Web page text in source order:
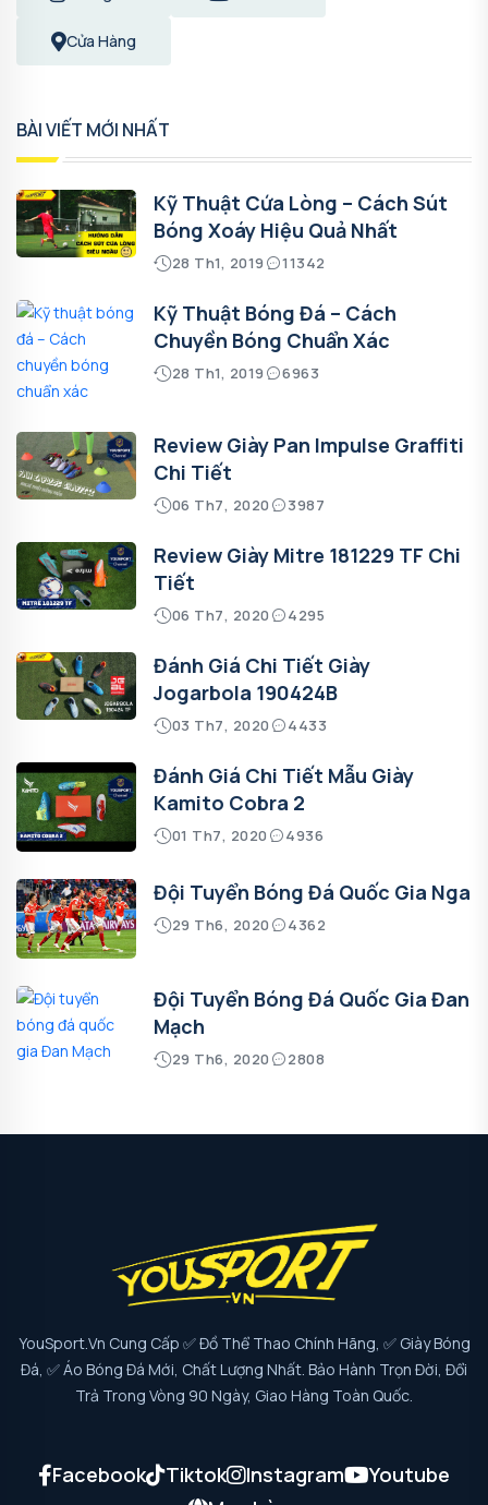
Cửa Hàng
BÀI VIẾT MỚI NHẤT
Kỹ Thuật Cứa Lòng – Cách Sút
Bóng Xoáy Hiệu Quả Nhất
28 Th1, 2019 11342
Kỹ Thuật Bóng Đá – Cách
Chuyền Bóng Chuẩn Xác
28 Th1, 2019 6963
Review Giày Pan Impulse Graffiti
Chi Tiết
06 Th7, 2020 3987
Review Giày Mitre 181229 TF Chi
Tiết
06 Th7, 2020 4295
Đánh Giá Chi Tiết Giày
Jogarbola 190424B
03 Th7, 2020 4433
Đánh Giá Chi Tiết Mẫu Giày
Kamito Cobra 2
01 Th7, 2020 4936
Đội Tuyển Bóng Đá Quốc Gia Nga
29 Th6, 2020 4362
Đội Tuyển Bóng Đá Quốc Gia Đan
Mạch
29 Th6, 2020 2808
YouSport.vn Cung Cấp ✅ Đồ Thể Thao Chính Hãng, ✅ Giày Bóng
Đá, ✅ Áo Bóng Đá Mới, Chất Lượng Nhất. Bảo Hành Trọn Đời, Đổi
Trả Trong Vòng 90 Ngày, Giao Hàng Toàn Quốc.
Facebook Tiktok Instagram
Youtube